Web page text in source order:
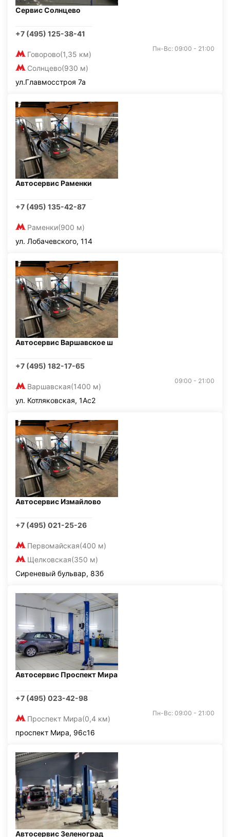
Сервис Солнцево
+7 (495) 125-38-41
Говорово(1,35 км)
Солнцево(930 м)
Пн-Вс: 09:00 - 21:00
ул.Главмосстроя 7а
Автосервис Раменки
+7 (495) 135-42-87
Раменки(900 м)
ул. Лобачевского, 114
Автосервис Варшавское ш
+7 (495) 182-17-65
Варшавская(1400 м)
09:00 - 21:00
ул. Котляковская, 1Ас2
Автосервис Измайлово
+7 (495) 021-25-26
Первомайская(400 м)
Щелковская(350 м)
Сиреневый бульвар, 83б
Автосервис Проспект Мира
+7 (495) 023-42-98
Проспект Мира(0,4 км)
Пн-Вс: 09:00 - 21:00
проспект Мира, 96с16
Автосервис Зеленоград